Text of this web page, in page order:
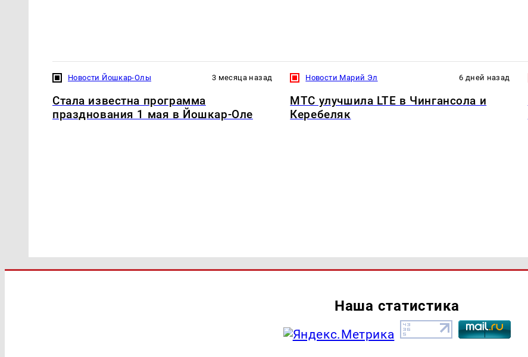
Новости Йошкар-Олы 3 месяца назад
Стала известна программа
празднования 1 мая в Йошкар-Оле
Новости Марий Эл 6 дней назад
МТС улучшила LTE в Чингансола и
Керебеляк
Наша статистика